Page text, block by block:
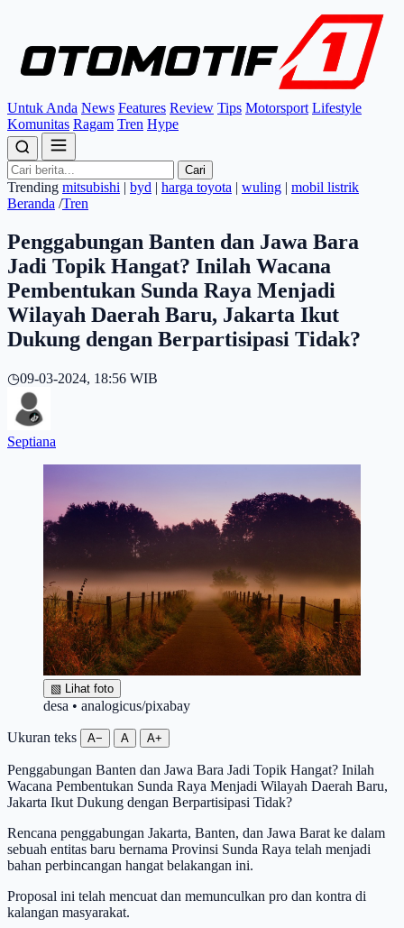
Untuk Anda News Features Review Tips Motorsport Lifestyle
Komunitas Ragam Tren Hype
Cari
Trending mitsubishi | byd | harga toyota | wuling | mobil listrik
Beranda /Tren
Penggabungan Banten dan Jawa Bara
Jadi Topik Hangat? Inilah Wacana
Pembentukan Sunda Raya Menjadi
Wilayah Daerah Baru, Jakarta Ikut
Dukung dengan Berpartisipasi Tidak?
◷09-03-2024, 18:56 WIB
Septiana
▧ Lihat foto
desa • analogicus/pixabay
Ukuran teks A− A A+
Penggabungan Banten dan Jawa Bara Jadi Topik Hangat? Inilah
Wacana Pembentukan Sunda Raya Menjadi Wilayah Daerah Baru,
Jakarta Ikut Dukung dengan Berpartisipasi Tidak?
Rencana penggabungan Jakarta, Banten, dan Jawa Barat ke dalam
sebuah entitas baru bernama Provinsi Sunda Raya telah menjadi
bahan perbincangan hangat belakangan ini.
Proposal ini telah mencuat dan memunculkan pro dan kontra di
kalangan masyarakat.